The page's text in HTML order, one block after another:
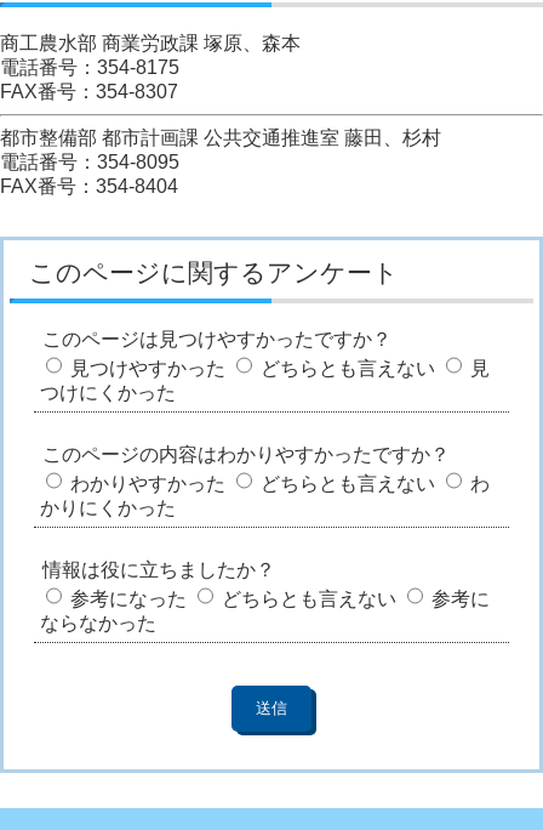
商工農水部 商業労政課 塚原、森本
電話番号：354-8175
FAX番号：354-8307
都市整備部 都市計画課 公共交通推進室 藤田、杉村
電話番号：354-8095
FAX番号：354-8404
このページに関するアンケート
このページは見つけやすかったですか？
見つけやすかった
どちらとも言えない
見
つけにくかった
このページの内容はわかりやすかったですか？
わかりやすかった
どちらとも言えない
わ
かりにくかった
情報は役に立ちましたか？
参考になった
どちらとも言えない
参考に
ならなかった